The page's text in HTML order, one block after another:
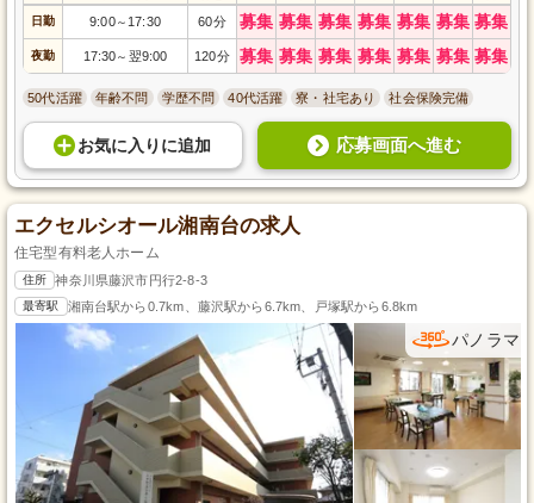
日勤 9:00～ 17:30 60分 募集 募集 募集 募集 募集 募集 募集
夜勤 17:30～ 翌9:00 120分 募集 募集 募集 募集 募集 募集 募集
50代活躍 年齢不問 学歴不問 40代活躍 寮・社宅あり 社会保険完備
お気に入り に追加 応募画面へ進む
エクセルシオール湘南台の求人
住宅型有料老人ホーム
住所 神奈川県藤沢市円行2-8-3
最寄駅 湘南台駅から0.7km、藤沢駅から6.7km、戸塚駅から6.8km
パノラマ